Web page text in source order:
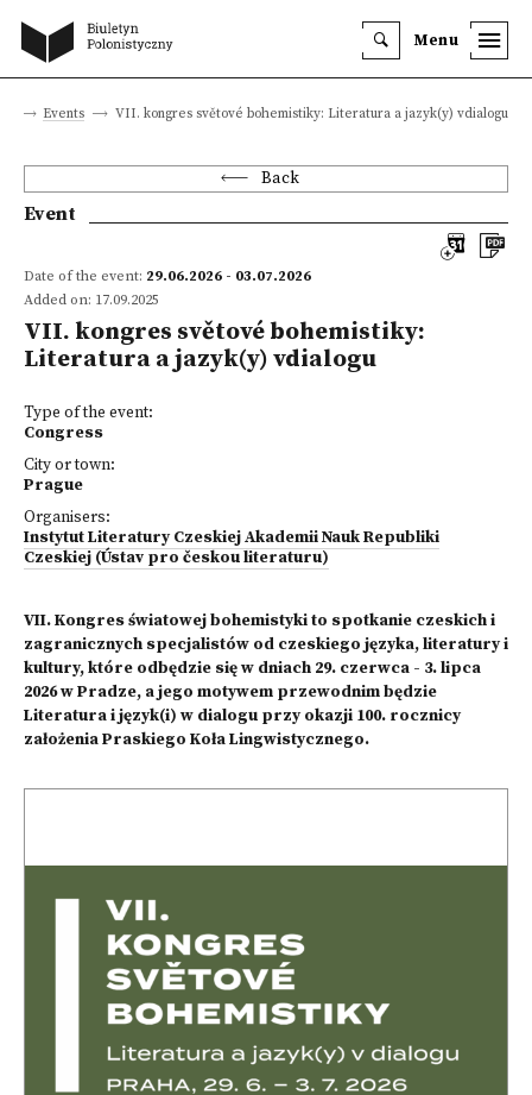
Menu
Events VII. kongres světové bohemistiky: Literatura a jazyk(y) vdialogu
Back
Event
Date of the event: 29.06.2026 - 03.07.2026
Added on: 17.09.2025
VII. kongres světové bohemistiky:
Literatura a jazyk(y) vdialogu
Type of the event:
Congress
City or town:
Prague
Organisers:
Instytut Literatury Czeskiej Akademii Nauk Republiki
Czeskiej (Ústav pro českou literaturu)
VII. Kongres światowej bohemistyki to spotkanie czeskich i
zagranicznych specjalistów od czeskiego języka, literatury i
kultury, które odbędzie się w dniach 29. czerwca - 3. lipca
2026 w Pradze, a jego motywem przewodnim będzie
Literatura i język(i) w dialogu przy okazji 100. rocznicy
założenia Praskiego Koła Lingwistycznego.